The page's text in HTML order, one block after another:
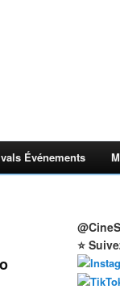
Événements
⭐